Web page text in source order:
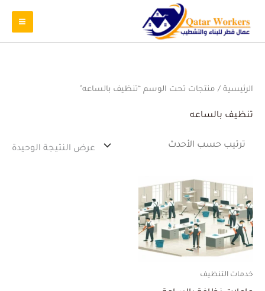
الرئيسية / منتجات تحت الوسم “تنظيف بالساعه”
تنظيف بالساعه
عرض النتيجة الوحيدة
خدمات التنظيف